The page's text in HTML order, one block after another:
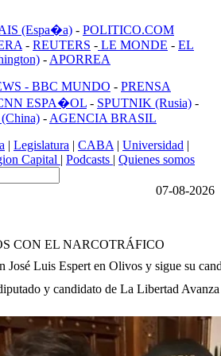
(Espa�a) - POLITICO.COM
- REUTERS - LE MONDE - EL
- APORREA
- BBC MUNDO - PRENSA
ESPA�OL - SPUTNIK (Rusia) -
- AGENCIA BRASIL
| Legislatura | CABA | Universidad |
Capital | Podcasts | Quienes somos
07-08-2026
CON EL NARCOTRÁFICO
José Luis Espert en Olivos y sigue su
y candidato de La Libertad